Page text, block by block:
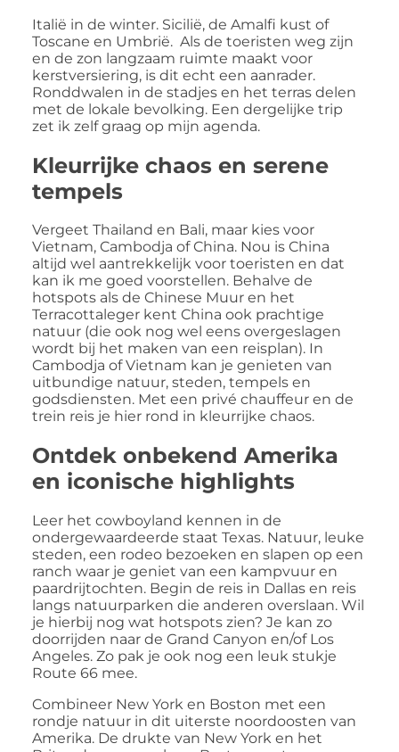
Italië in de winter. Sicilië, de Amalfi kust of
Toscane en Umbrië. Als de toeristen weg zijn
en de zon langzaam ruimte maakt voor
kerstversiering, is dit echt een aanrader.
Ronddwalen in de stadjes en het terras delen
met de lokale bevolking. Een dergelijke trip
zet ik zelf graag op mijn agenda.
Kleurrijke chaos en serene
tempels
Vergeet Thailand en Bali, maar kies voor
Vietnam, Cambodja of China. Nou is China
altijd wel aantrekkelijk voor toeristen en dat
kan ik me goed voorstellen. Behalve de
hotspots als de Chinese Muur en het
Terracottaleger kent China ook prachtige
natuur (die ook nog wel eens overgeslagen
wordt bij het maken van een reisplan). In
Cambodja of Vietnam kan je genieten van
uitbundige natuur, steden, tempels en
godsdiensten. Met een privé chauffeur en de
trein reis je hier rond in kleurrijke chaos.
Ontdek onbekend Amerika
en iconische highlights
Leer het cowboyland kennen in de
ondergewaardeerde staat Texas. Natuur, leuke
steden, een rodeo bezoeken en slapen op een
ranch waar je geniet van een kampvuur en
paardrijtochten. Begin de reis in Dallas en reis
langs natuurparken die anderen overslaan. Wil
je hierbij nog wat hotspots zien? Je kan zo
doorrijden naar de Grand Canyon en/of Los
Angeles. Zo pak je ook nog een leuk stukje
Route 66 mee.
Combineer New York en Boston met een
rondje natuur in dit uiterste noordoosten van
Amerika. De drukte van New York en het